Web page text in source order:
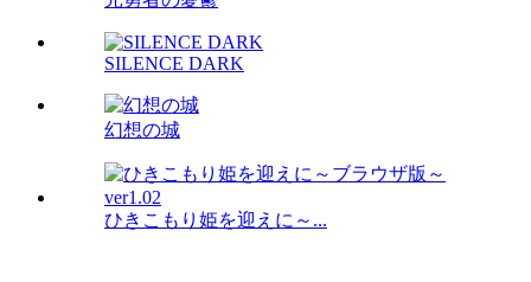
SILENCE DARK
幻想の城
ひきこもり姫を迎えに～...